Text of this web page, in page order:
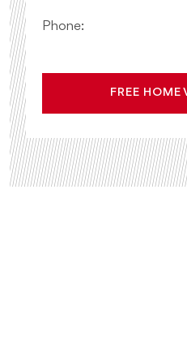
Phone:
FREE HOME